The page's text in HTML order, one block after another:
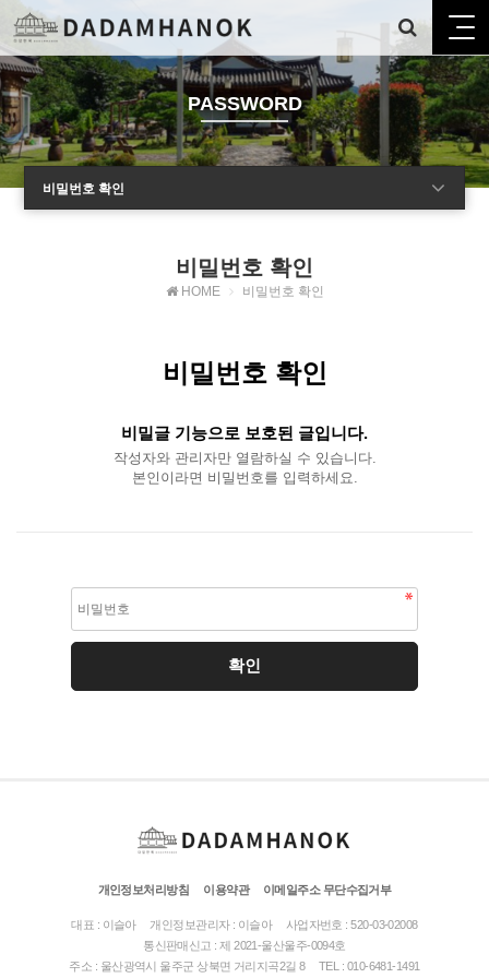
PASSWORD
비밀번호 확인
비밀번호 확인
HOME 비밀번호 확인
비밀번호 확인
비밀글 기능으로 보호된 글입니다.
작성자와 관리자만 열람하실 수 있습니다.
본인이라면 비밀번호를 입력하세요.
개인정보처리방침 이용약관 이메일주소 무단수집거부
대표 : 이슬아 개인정보관리자 : 이슬아
사업자번호 : 520-03-02008
통신판매신고 : 제 2021-울산울주-0094호
주소 : 울산광역시 울주군 상북면 거리지곡2길 8
TEL : 010-6481-1491